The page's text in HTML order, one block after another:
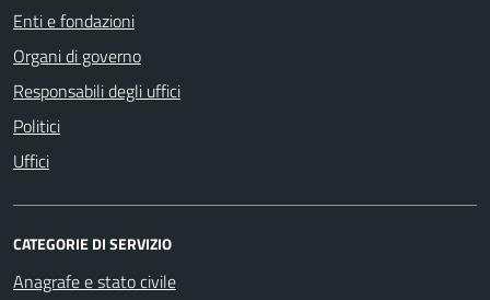
Enti e fondazioni
Organi di governo
Responsabili degli uffici
Politici
Uffici
CATEGORIE DI SERVIZIO
Anagrafe e stato civile